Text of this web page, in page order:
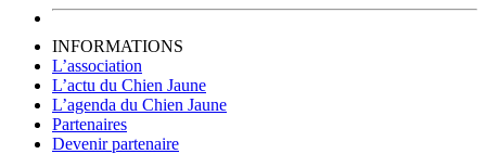
INFORMATIONS
L’association
L’actu du Chien Jaune
L’agenda du Chien Jaune
Partenaires
Devenir partenaire